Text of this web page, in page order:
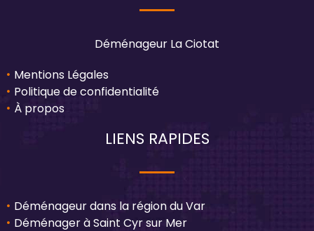
Déménageur La Ciotat
Mentions Légales
Politique de confidentialité
À propos
LIENS RAPIDES
Déménageur dans la région du Var
Déménager à Saint Cyr sur Mer